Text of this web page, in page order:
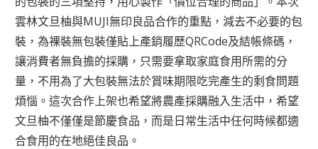
雲林文旦柚與MUJI無印良品合作的重點，減去不必要的包
裝，為裸裝無包裝僅貼上產銷履歷QRCode及結帳條碼，
讓消費者無負擔的採購，只需要拿取家庭食用所需的分
量，不用為了大包裝無法於賞味期限吃完產生的剩食問題
煩惱。這次合作上架也希望將農產採購融入生活中，希望
文旦柚不僅僅是節慶食品，而是日常生活中任何時候都適
合食用的在地絕佳良品。